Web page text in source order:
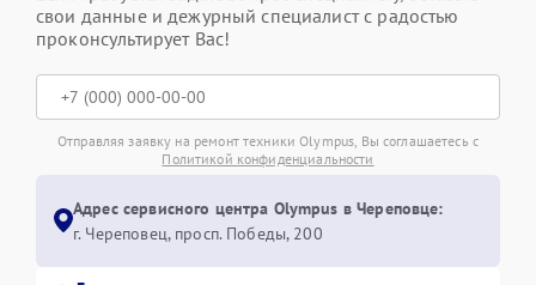
свои данные и дежурный специалист с радостью
проконсультирует Вас!
Отправляя заявку на ремонт техники Olympus, Вы соглашаетесь с
Политикой конфиденциальности
Адрес сервисного центра Olympus в Череповце:
г. Череповец, просп. Победы, 200